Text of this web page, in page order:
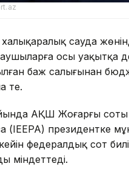
сауда
осы уақытқа
баж салығынан
тең.
АҚШ Жоғарғы соты
(IEEPA) президентке
федералдық сот
міндеттеді.